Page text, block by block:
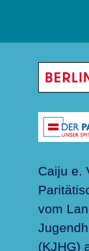
Caiju e.
vom
(KJHG)